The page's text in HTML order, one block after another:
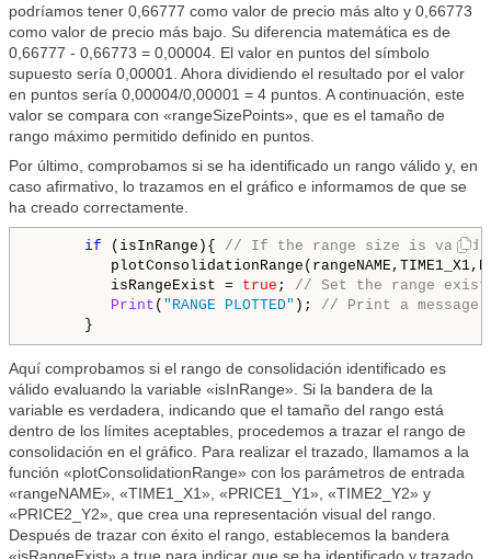
podríamos tener 0,66777 como valor de precio más alto y 0,66773
como valor de precio más bajo. Su diferencia matemática es de
0,66777 - 0,66773 = 0,00004. El valor en puntos del símbolo
supuesto sería 0,00001. Ahora dividiendo el resultado por el valor
en puntos sería 0,00004/0,00001 = 4 puntos. A continuación, este
valor se compara con «rangeSizePoints», que es el tamaño de
rango máximo permitido definido en puntos.
Por último, comprobamos si se ha identificado un rango válido y, en
caso afirmativo, lo trazamos en el gráfico e informamos de que se
ha creado correctamente.
if (isInRange){ // If the range size is valid
isRangeExist = true ; // Set the range
Print ( "RANGE PLOTTED" ); // Print a
}
Aquí comprobamos si el rango de consolidación identificado es
válido evaluando la variable «isInRange». Si la bandera de la
variable es verdadera, indicando que el tamaño del rango está
dentro de los límites aceptables, procedemos a trazar el rango de
consolidación en el gráfico. Para realizar el trazado, llamamos a la
función «plotConsolidationRange» con los parámetros de entrada
«rangeNAME», «TIME1_X1», «PRICE1_Y1», «TIME2_Y2» y
«PRICE2_Y2», que crea una representación visual del rango.
Después de trazar con éxito el rango, establecemos la bandera
«isRangeExist» a true para indicar que se ha identificado y trazado